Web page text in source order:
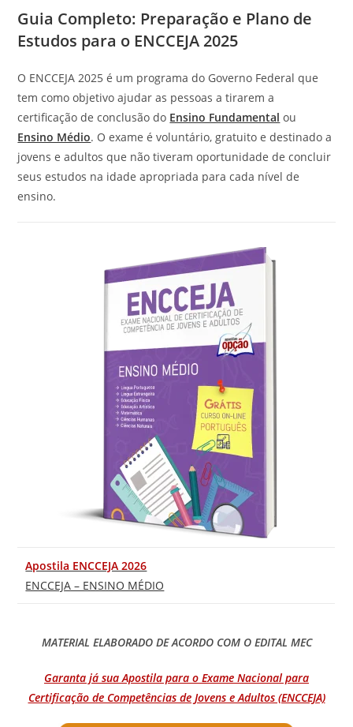
Guia Completo: Preparação e Plano de
Estudos para o ENCCEJA 2025
O ENCCEJA 2025 é um programa do Governo Federal que
tem como objetivo ajudar as pessoas a tirarem a
certificação de conclusão do Ensino Fundamental ou
Ensino Médio. O exame é voluntário, gratuito e destinado a
jovens e adultos que não tiveram oportunidade de concluir
seus estudos na idade apropriada para cada nível de
ensino.
Apostila ENCCEJA 2026
ENCCEJA – ENSINO MÉDIO
MATERIAL ELABORADO DE ACORDO COM O EDITAL MEC
Garanta já sua Apostila para o Exame Nacional para
Certificação de Competências de Jovens e Adultos (ENCCEJA)